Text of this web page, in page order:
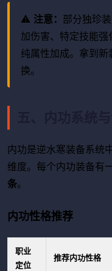
⚠️ 注意： 部分独珍
加伤害、特定技能
纯属性加成。拿到
换。
内功是逆水寒装备系统
维度。每个内功装备有
条。
内功性格推荐
职业
定位
推荐内功性格